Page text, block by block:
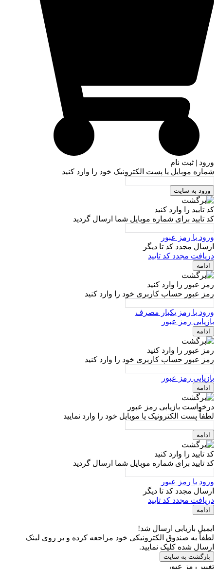
ورود | ثبت نام
شماره موبایل یا پست الکترونیک خود را وارد کنید
ورود به سایت
کد تایید را وارد کنید
کد تایید برای شماره موبایل شما ارسال گردید
ورود با رمز عبور
ارسال مجدد کد تا دیگر
دریافت مجدد کد تایید
ادامه
رمز عبور را وارد کنید
رمز عبور حساب کاربری خود را وارد کنید
ورود با رمز یکبار مصرف
بازیابی رمز عبور
ادامه
رمز عبور را وارد کنید
رمز عبور حساب کاربری خود را وارد کنید
بازیابی رمز عبور
ادامه
درخواست بازیابی رمز عبور
لطفاً پست الکترونیک یا موبایل خود را وارد نمایید
ادامه
کد تایید را وارد کنید
کد تایید برای شماره موبایل شما ارسال گردید
ورود با رمز عبور
ارسال مجدد کد تا دیگر
دریافت مجدد کد تایید
ادامه
ایمیل بازیابی ارسال شد!
لطفاً به صندوق الکترونیکی خود مراجعه کرده و بر روی لینک
ارسال شده کلیک نمایید.
بازگشت به سایت
تغییر رمز عبور